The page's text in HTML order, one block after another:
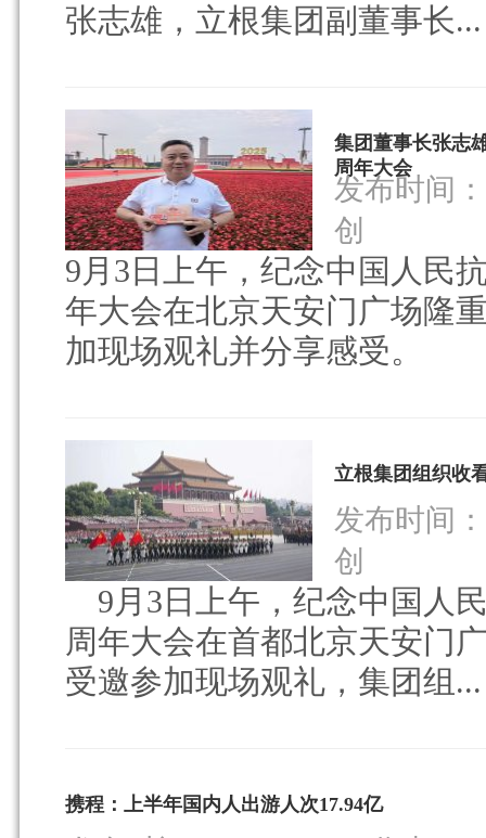
张志雄，立根集团副董事长...
集团董事长张志
周年大会
发布时间
创
9月3日上午，纪念中国人民
年大会在北京天安门广场隆
加现场观礼并分享感受。
立根集团组织收
发布时间
创
9月3日上午，纪念中国人
周年大会在首都北京天安门
受邀参加现场观礼，集团组...
携程：上半年国内人出游人次17.94亿